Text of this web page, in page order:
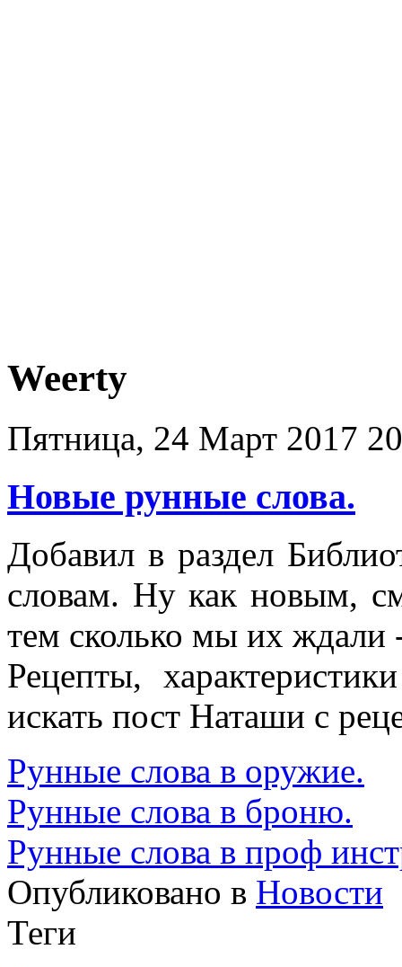
Weerty
Пятница, 24 Март 2017
Новые рунные слова.
Добавил в раздел
словам. Ну как новым,
тем сколько мы их ждали
Рецепты,
искать пост Наташи с
Рунные слова в оружие.
Рунные слова в броню.
Рунные слова в проф
Опубликовано в Новости
Теги